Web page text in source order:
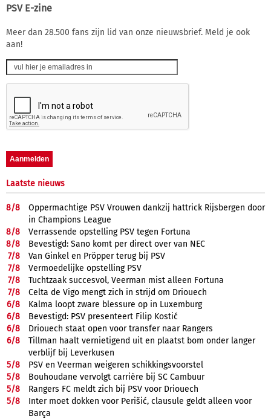
PSV E-zine
Meer dan 28.500 fans zijn lid van onze nieuwsbrief. Meld je ook
aan!
Laatste nieuws
8/8
Oppermachtige PSV Vrouwen dankzij hattrick Rijsbergen door
in Champions League
8/8
Verrassende opstelling PSV tegen Fortuna
8/8
Bevestigd: Sano komt per direct over van NEC
7/8
Van Ginkel en Pröpper terug bij PSV
7/8
Vermoedelijke opstelling PSV
7/8
Tuchtzaak succesvol, Veerman mist alleen Fortuna
7/8
Celta de Vigo mengt zich in strijd om Driouech
6/8
Kalma loopt zware blessure op in Luxemburg
6/8
Bevestigd: PSV presenteert Filip Kostić
6/8
Driouech staat open voor transfer naar Rangers
6/8
Tillman haalt vernietigend uit en plaatst bom onder langer
verblijf bij Leverkusen
5/8
PSV en Veerman weigeren schikkingsvoorstel
5/8
Bouhoudane vervolgt carrière bij SC Cambuur
5/8
Rangers FC meldt zich bij PSV voor Driouech
5/8
Inter moet dokken voor Perišić, clausule geldt alleen voor
Barça